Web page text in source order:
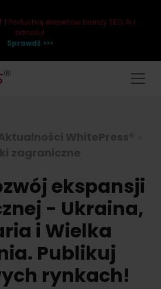
| Posłuchaj ekspertów branży SEO, AI i
biznesu!
Sprawdź >>>
WhitePress®
zagraniczne
ekspansji
- Ukraina,
i Wielka
Publikuj
rynkach!